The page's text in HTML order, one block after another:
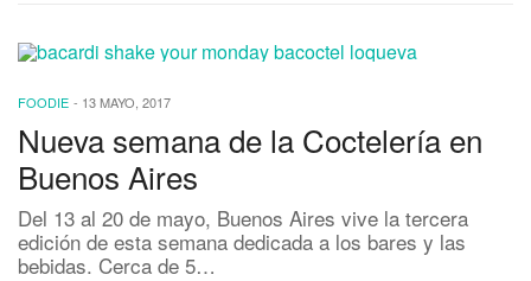
FOODIE - 13 MAYO, 2017
Nueva semana de la Coctelería en
Buenos Aires
Del 13 al 20 de mayo, Buenos Aires vive la tercera
edición de esta semana dedicada a los bares y las
bebidas. Cerca de 5…